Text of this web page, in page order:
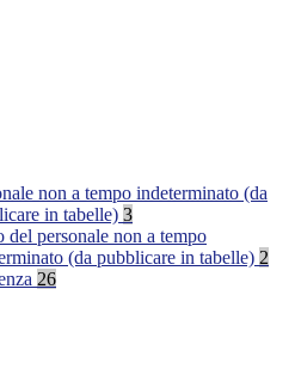
non a tempo indeterminato (da
in tabelle) 3
del personale non a tempo
(da pubblicare in tabelle) 2
26